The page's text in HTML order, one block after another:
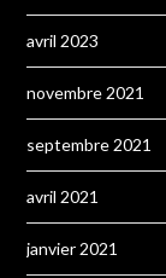
avril 2023
novembre 2021
septembre 2021
avril 2021
janvier 2021